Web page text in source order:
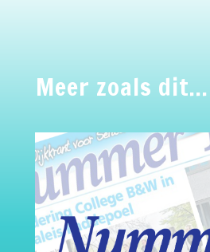
Meer zoals dit…